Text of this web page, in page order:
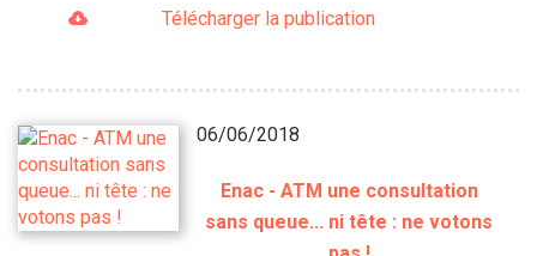
Télécharger la publication
06/06/2018
Enac - ATM une consultation
sans queue... ni tête : ne votons